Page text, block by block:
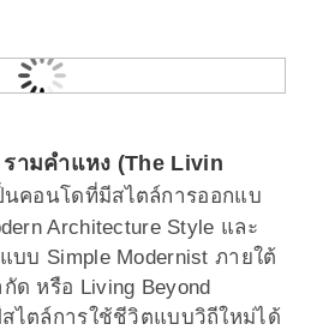
ามคำแหง (The Livin
นคอนโดที่มีสไตล์การออกแบ
Architecture Style และ
บ Simple Modernist ภายใต้
ด หรือ Living Beyond
สไตล์การใช้ชีวิตแบบวิถีใหม่ได้